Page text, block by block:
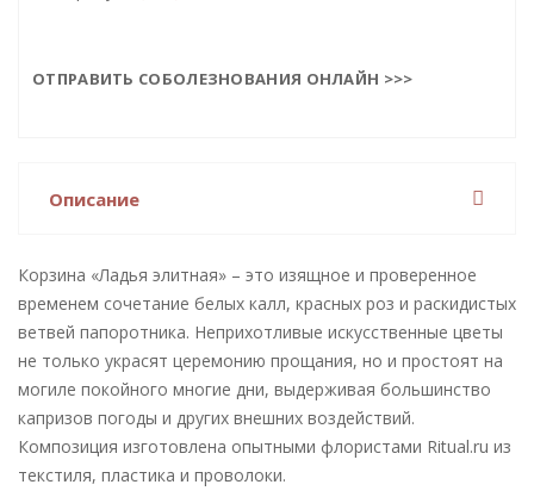
ОТПРАВИТЬ СОБОЛЕЗНОВАНИЯ ОНЛАЙН >>>
Описание
Корзина «Ладья элитная» – это изящное и проверенное
временем сочетание белых калл, красных роз и раскидистых
ветвей папоротника. Неприхотливые искусственные цветы
не только украсят церемонию прощания, но и простоят на
могиле покойного многие дни, выдерживая большинство
капризов погоды и других внешних воздействий.
Композиция изготовлена опытными флористами Ritual.ru из
текстиля, пластика и проволоки.